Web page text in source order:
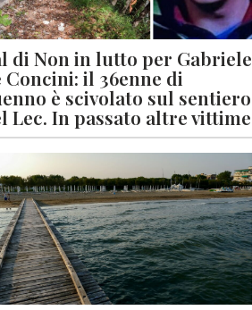
di Non in lutto per Gabriele
Concini: il 36enne di
è scivolato sul sentiero
Lec. In passato altre vittime